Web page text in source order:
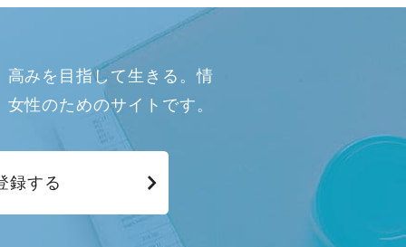
みを目指して生きる。情
性のためのサイトです。
録する